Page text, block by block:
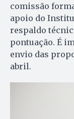
comissão
apoio do
respaldo
pontuação. É
envio das
abril.